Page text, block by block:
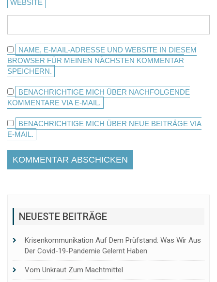
WEBSITE
NAME, E-MAIL-ADRESSE UND WEBSITE IN DIESEM
BROWSER FÜR MEINEN NÄCHSTEN KOMMENTAR
SPEICHERN.
BENACHRICHTIGE MICH ÜBER NACHFOLGENDE
KOMMENTARE VIA E-MAIL.
BENACHRICHTIGE MICH ÜBER NEUE BEITRÄGE VIA
E-MAIL.
NEUESTE BEITRÄGE
Krisenkommunikation Auf Dem Prüfstand: Was Wir Aus
Der Covid-19-Pandemie Gelernt Haben
Vom Unkraut Zum Machtmittel